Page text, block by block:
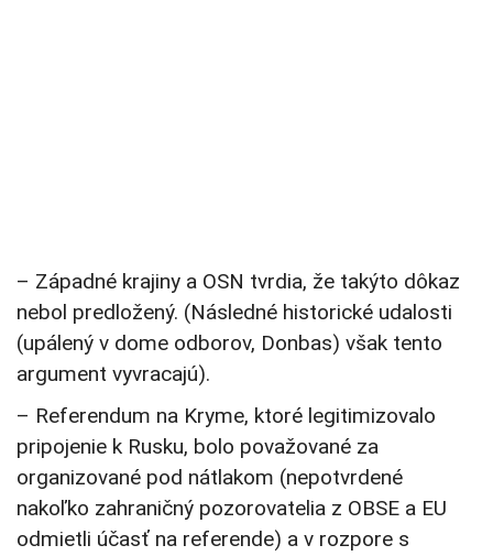
– Západné krajiny a OSN tvrdia, že takýto dôkaz
nebol predložený. (Následné historické udalosti
(upálený v dome odborov, Donbas) však tento
argument vyvracajú).
– Referendum na Kryme, ktoré legitimizovalo
pripojenie k Rusku, bolo považované za
organizované pod nátlakom (nepotvrdené
nakoľko zahraničný pozorovatelia z OBSE a EU
odmietli účasť na referende) a v rozpore s